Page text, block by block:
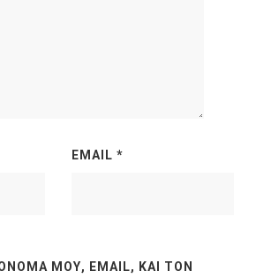
EMAIL *
ΜΟΥ, EMAIL, ΚΑΙ ΤΟΝ